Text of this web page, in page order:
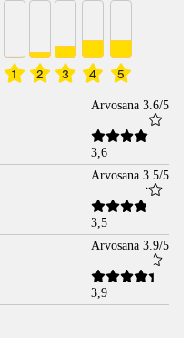
1 2 3 4 5
Arvosana 3.6/5
3,6
Arvosana 3.5/5
3,5
Arvosana 3.9/5
3,9